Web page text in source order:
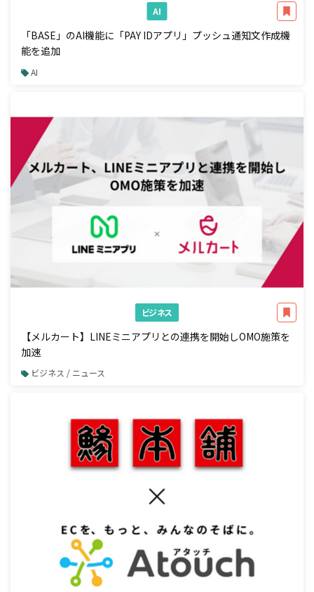
AI
「BASE」のAI機能に「PAY IDアプリ」プッシュ通知文作成機
能を追加
AI
ビジネス
【メルカート】LINEミニアプリとの連携を開始しOMO施策を
加速
ビジネス / ニュース